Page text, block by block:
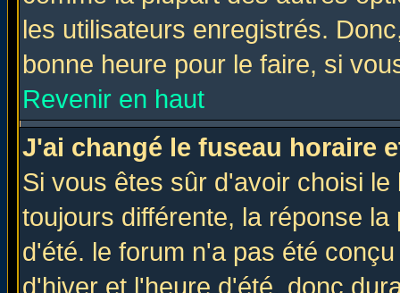
les utilisateurs enregistrés.
bonne heure pour le faire, si
Revenir en haut
J'ai changé le fuseau horaire
Si vous êtes sûr d'avoir choisi
toujours différente, la réponse
d'été. le forum n'a pas été
d'hiver et l'heure d'été, donc